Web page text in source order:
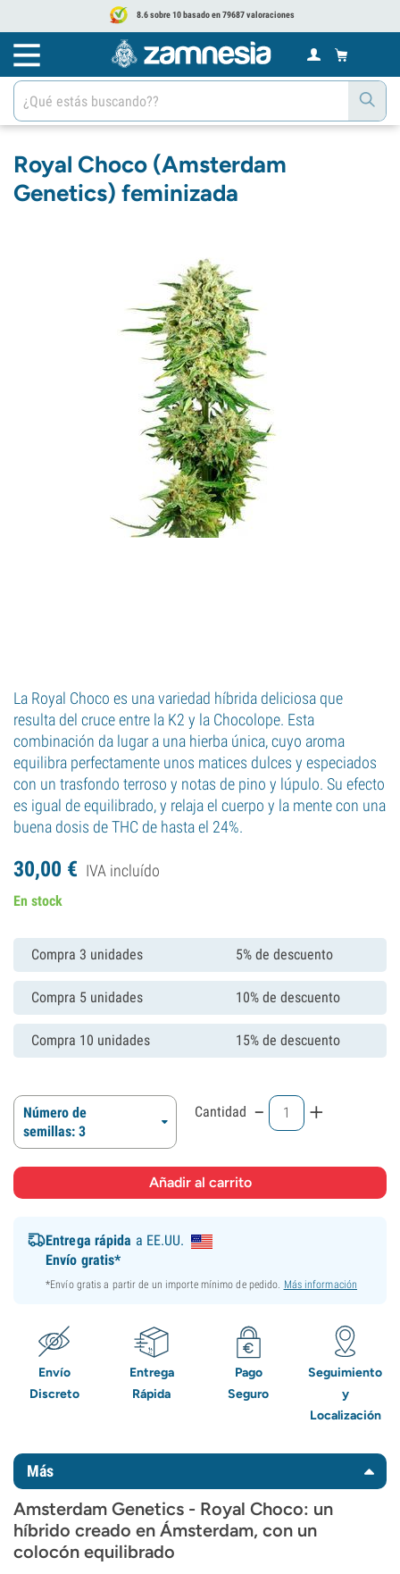
8.6 sobre 10 basado en 79687 valoraciones
Royal Choco (Amsterdam
Genetics) feminizada
La Royal Choco es una variedad híbrida deliciosa que
resulta del cruce entre la K2 y la Chocolope. Esta
combinación da lugar a una hierba única, cuyo aroma
equilibra perfectamente unos matices dulces y especiados
con un trasfondo terroso y notas de pino y lúpulo. Su efecto
es igual de equilibrado, y relaja el cuerpo y la mente con una
buena dosis de THC de hasta el 24%.
30,00 € IVA incluído
En stock
Compra 3 unidades 5% de descuento
Compra 5 unidades 10% de descuento
Compra 10 unidades 15% de descuento
Número de
semillas: 3
Cantidad - +
Entrega rápida a EE.UU.
Envío gratis*
*Envío gratis a partir de un importe mínimo de pedido. Más información
Envío
Discreto
Entrega
Rápida
Pago
Seguro
Seguimiento
y
Localización
Más
Amsterdam Genetics - Royal Choco: un
híbrido creado en Ámsterdam, con un
colocón equilibrado